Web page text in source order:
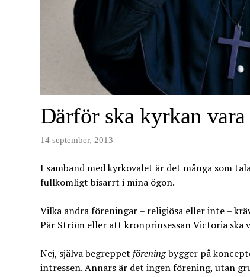
Därför ska kyrkan
14 september, 2013
I samband med kyrkovalet är det många som
fullkomligt bisarrt i mina ögon.
Vilka andra föreningar – religiösa eller inte –
Pär Ström eller att kronprinsessan Victoria ska
Nej, själva begreppet föreningbygger på
intressen. Annars är det ingen förening, utan